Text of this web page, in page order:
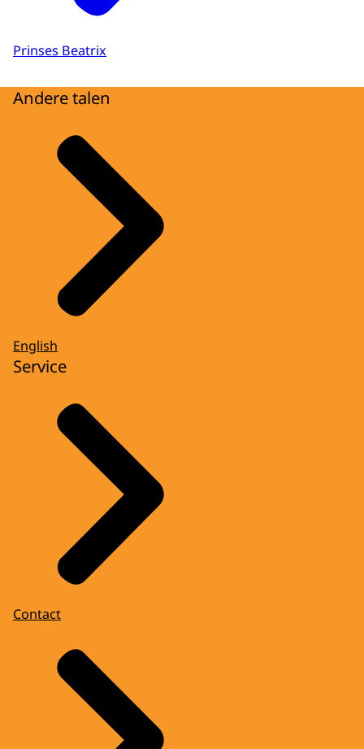
Prinses Beatrix
Andere talen
English
Service
Contact